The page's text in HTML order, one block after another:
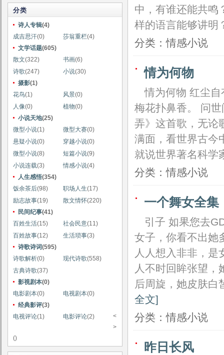
分类
诗人专辑(4)
成吉思汗(0) 莎翁重栏(4)
文学话题(605)
散文(322) 书画(6)
诗歌(247) 小说(30)
摄影(1)
花鸟(1) 风景(0)
人像(0) 植物(0)
小说天地(25)
微型小说(1) 微型大赛(0)
悬疑小说(0) 穿越小说(0)
微型小说(8) 短篇小说(9)
小说连载(3) 情感小说(4)
人生感悟(354)
饭余茶后(98) 职场人生(17)
励志故事(19) 散文情怀(220)
民间纪事(41)
百姓生活(15) 社会民意(11)
百姓故事(12) 生活琐事(3)
诗歌诗词(595)
诗歌解析(0) 现代诗歌(558)
古典诗歌(37)
影视剧本(0)
电影剧本(0) 电视剧本(0)
经典影评(3)
电视评论(1) 电影评论(2)
<
>
()
中，有谁还能共鸣
样的语言能够讲
分类：情感小说
情为何物
情为何物 红尘
梅花扑鼻香。 问
弄》这首歌，无论
满面，看世界古今
就说世界著名科
分类：情感小说
一个舞女全集
引子 如果您去
女子，你看不出她
人人想入非非，是
人不时回眸张望，
后周旋，她皮肤
全文]
分类：情感小说
昨日长风